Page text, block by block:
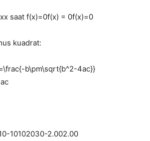
x saat f(x)=0f(x) = 0f(x)=0
kuadrat:
b\pm\sqrt{b^2-4ac}}
ac
10102030-2.002.00